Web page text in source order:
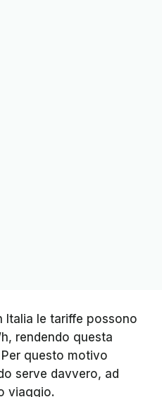
Italia le tariffe possono
rendendo questa
questo motivo
serve davvero, ad
viaggio.